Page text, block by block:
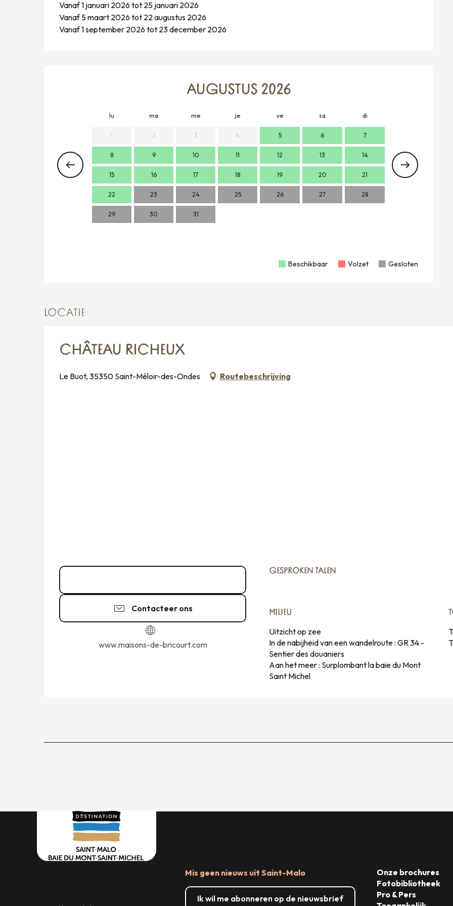
Vanaf 1 januari 2026 tot 25 januari 2026
Vanaf 5 maart 2026 tot 22 augustus 2026
Vanaf 1 september 2026 tot 23 december 2026
AUGUSTUS 2026
lu ma me je ve sa di
1 2 3 4 5 6 7
8 9 10 11 12 13 14
15 16 17 18 19 20 21
22 23 24 25 26 27 28
29 30 31
2
9
Beschikbaar Volzet Gesloten
LOCATIE
CHÂTEAU RICHEUX
Le Buot, 35350 Saint-Méloir-des-Ondes Routebeschrijving
Contacteer ons
www.maisons-de-bricourt.com
GESPROKEN TALEN
GESPROKEN TALEN
MILIEU
MILIEU
Uitzicht op zee
In de nabijheid van een wandelroute : GR 34 -
Sentier des douaniers
Aan het meer : Surplombant la baie du Mont
Saint Michel
Mis geen nieuws uit Saint-Malo
Ik wil me abonneren op de nieuwsbrief
Onze brochures
Fotobibliotheek
Pro & Pers